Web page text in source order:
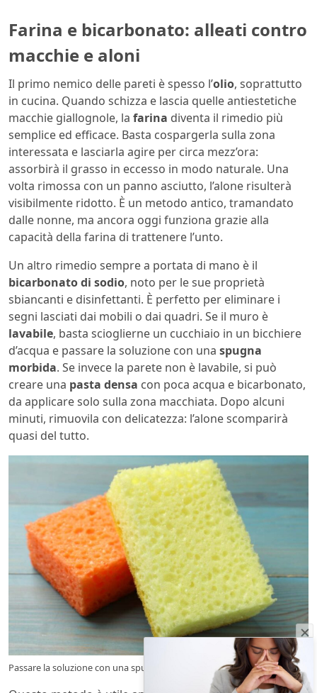
Farina e bicarbonato: alleati contro
macchie e aloni
Il primo nemico delle pareti è spesso l’olio, soprattutto
in cucina. Quando schizza e lascia quelle antiestetiche
macchie giallognole, la farina diventa il rimedio più
semplice ed efficace. Basta cospargerla sulla zona
interessata e lasciarla agire per circa mezz’ora:
assorbirà il grasso in eccesso in modo naturale. Una
volta rimossa con un panno asciutto, l’alone risulterà
visibilmente ridotto. È un metodo antico, tramandato
dalle nonne, ma ancora oggi funziona grazie alla
capacità della farina di trattenere l’unto.
Un altro rimedio sempre a portata di mano è il
bicarbonato di sodio, noto per le sue proprietà
sbiancanti e disinfettanti. È perfetto per eliminare i
segni lasciati dai mobili o dai quadri. Se il muro è
lavabile, basta scioglierne un cucchiaio in un bicchiere
d’acqua e passare la soluzione con una spugna
morbida. Se invece la parete non è lavabile, si può
creare una pasta densa con poca acqua e bicarbonato,
da applicare solo sulla zona macchiata. Dopo alcuni
minuti, rimuovila con delicatezza: l’alone scomparirà
quasi del tutto.
Passare la soluzione con una spugna morbida – ecoblog.it